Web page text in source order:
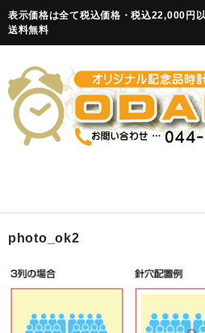
表示価格は全て税込価格・税込22,000円
送料無料
HOME
卒園記念品
photo_ok2